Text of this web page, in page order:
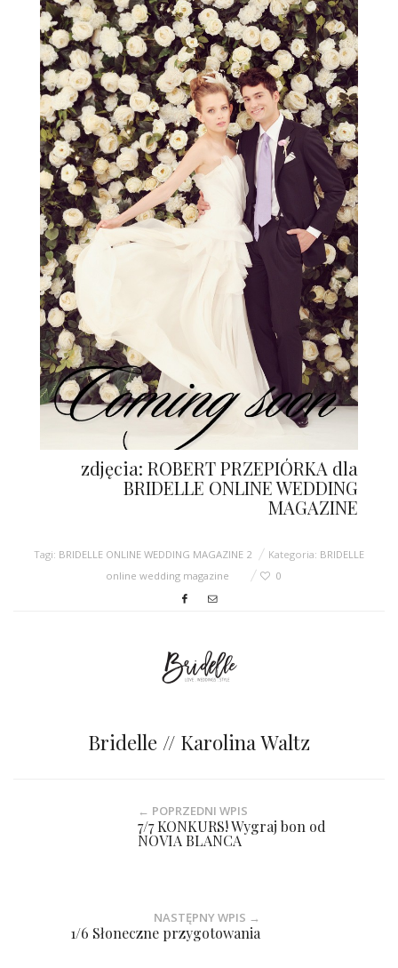
zdjęcia: ROBERT PRZEPIÓRKA dla
BRIDELLE ONLINE WEDDING
MAGAZINE
Tagi: BRIDELLE ONLINE WEDDING MAGAZINE 2 Kategoria: BRIDELLE
online wedding magazine
0
Bridelle // Karolina Waltz
← POPRZEDNI WPIS
7/7 KONKURS! Wygraj bon od
NOVIA BLANCA
NASTĘPNY WPIS →
1/6 Słoneczne przygotowania